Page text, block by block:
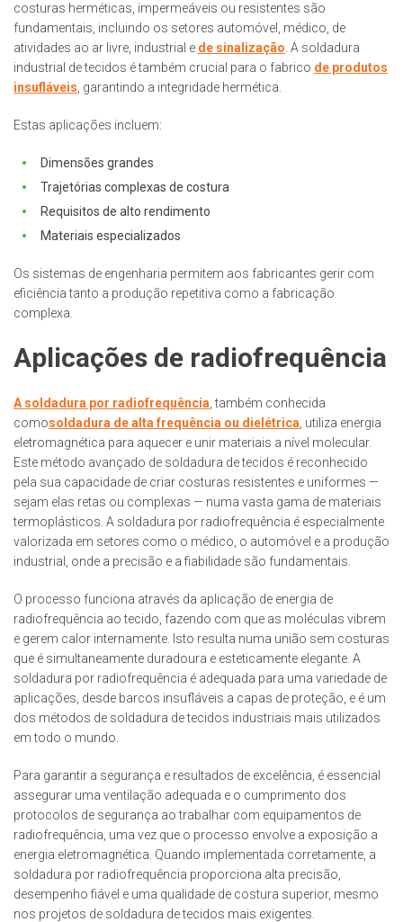
costuras herméticas, impermeáveis ou resistentes são
fundamentais, incluindo os setores automóvel, médico, de
atividades ao ar livre, industrial e de sinalização . A soldadura
industrial de tecidos é também crucial para o fabrico de produtos
insufláveis , garantindo a integridade hermética.
Estas aplicações incluem:
Dimensões grandes
Trajetórias complexas de costura
Requisitos de alto rendimento
Materiais especializados
Os sistemas de engenharia permitem aos fabricantes gerir com
eficiência tanto a produção repetitiva como a fabricação
complexa.
Aplicações de radiofrequência
A soldadura por radiofrequência , também conhecida
comosoldadura de alta frequência ou dielétrica , utiliza energia
eletromagnética para aquecer e unir materiais a nível molecular.
Este método avançado de soldadura de tecidos é reconhecido
pela sua capacidade de criar costuras resistentes e uniformes —
sejam elas retas ou complexas — numa vasta gama de materiais
termoplásticos. A soldadura por radiofrequência é especialmente
valorizada em setores como o médico, o automóvel e a produção
industrial, onde a precisão e a fiabilidade são fundamentais.
O processo funciona através da aplicação de energia de
radiofrequência ao tecido, fazendo com que as moléculas vibrem
e gerem calor internamente. Isto resulta numa união sem costuras
que é simultaneamente duradoura e esteticamente elegante. A
soldadura por radiofrequência é adequada para uma variedade de
aplicações, desde barcos insufláveis a capas de proteção, e é um
dos métodos de soldadura de tecidos industriais mais utilizados
em todo o mundo.
Para garantir a segurança e resultados de excelência, é essencial
assegurar uma ventilação adequada e o cumprimento dos
protocolos de segurança ao trabalhar com equipamentos de
radiofrequência, uma vez que o processo envolve a exposição a
energia eletromagnética. Quando implementada corretamente, a
soldadura por radiofrequência proporciona alta precisão,
desempenho fiável e uma qualidade de costura superior, mesmo
nos projetos de soldadura de tecidos mais exigentes.